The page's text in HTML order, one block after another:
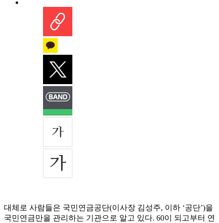
대체로 사람들은 국민연금공단(이사장 김성주, 이하 ‘공단’)을
국민연금만을 관리하는 기관으로 알고 있다. 60이 되고부터 연